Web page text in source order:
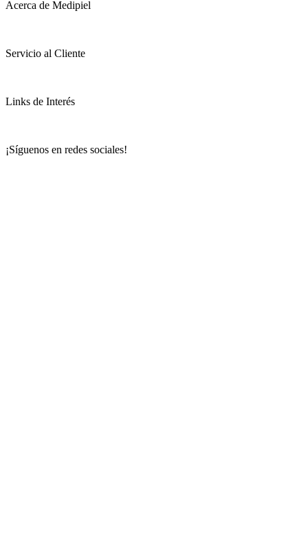
Acerca de Medipiel
Servicio al Cliente
Links de Interés
¡Síguenos en redes sociales!